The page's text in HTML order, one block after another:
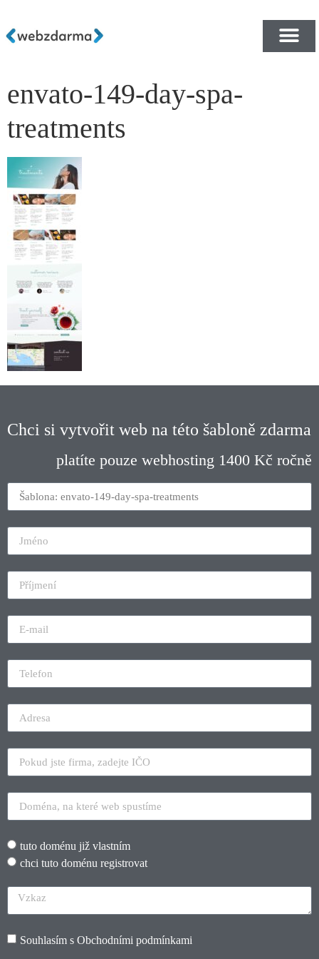
envato-149-day-spa-
treatments
Chci si vytvořit web na této šabloně zdarma
platíte pouze webhosting 1400 Kč ročně
tuto doménu již vlastním
chci tuto doménu registrovat
Souhlasím s Obchodními podmínkami